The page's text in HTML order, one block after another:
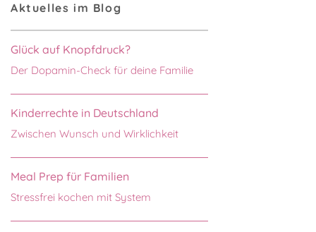
Aktuelles im Blog
Glück auf Knopfdruck?
Der Dopamin-Check für deine Familie
Kinderrechte in Deutschland
Zwischen Wunsch und Wirklichkeit
Meal Prep für Familien
Stressfrei kochen mit System